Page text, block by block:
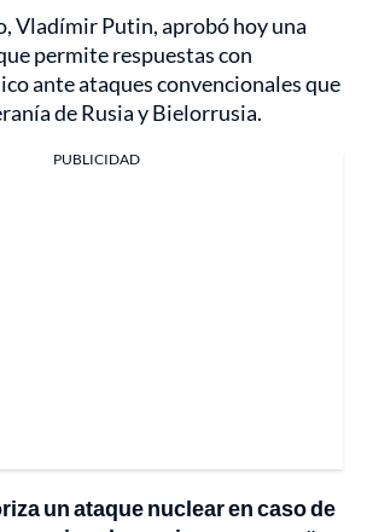
Vladímir Putin, aprobó hoy una
permite respuestas con
ante ataques convencionales que
de Rusia y Bielorrusia.
PUBLICIDAD
un ataque nuclear en caso de